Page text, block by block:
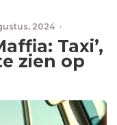
2024 ·
Taxi’,
zien op